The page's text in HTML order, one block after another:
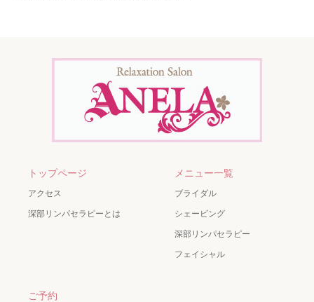
トップページ
アクセス
深部リンパセラピーとは
メニュー一覧
ブライダル
シェービング
深部リンパセラピー
フェイシャル
ご予約